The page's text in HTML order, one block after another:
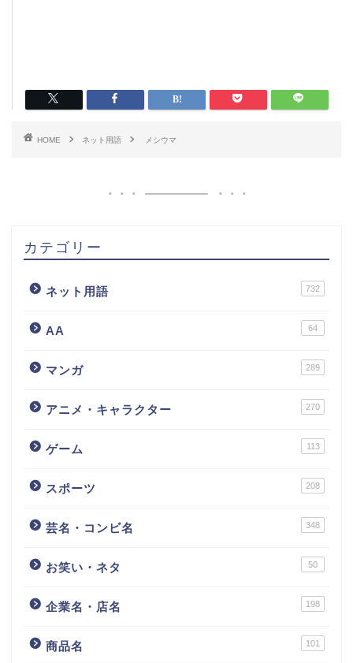
HOME ネット用語 メシウマ
カテゴリー
ネット用語 732
AA 64
マンガ 289
アニメ・キャラクター 270
ゲーム 113
スポーツ 208
芸名・コンビ名 348
お笑い・ネタ 50
企業名・店名 198
商品名 101